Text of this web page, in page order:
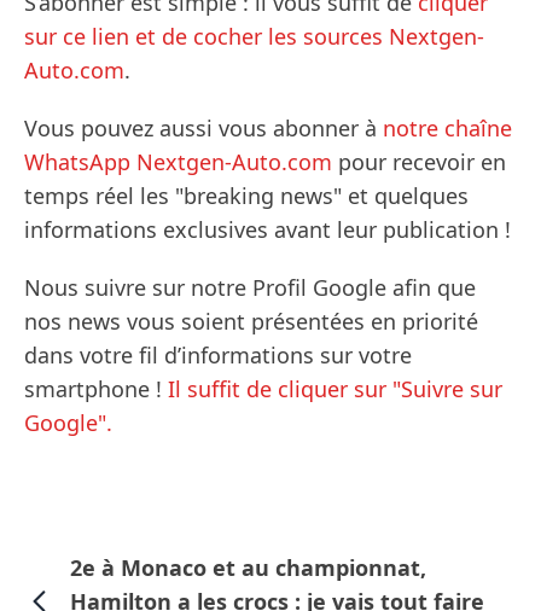
sur ce lien et de cocher les sources Nextgen-
Auto.com.
Vous pouvez aussi vous abonner à notre chaîne
WhatsApp Nextgen-Auto.com pour recevoir en
temps réel les "breaking news" et quelques
informations exclusives avant leur publication !
Nous suivre sur notre Profil Google afin que
nos news vous soient présentées en priorité
dans votre fil d’informations sur votre
smartphone ! Il suffit de cliquer sur "Suivre sur
Google".
2e à Monaco et au championnat,
Hamilton a les crocs : je vais tout faire